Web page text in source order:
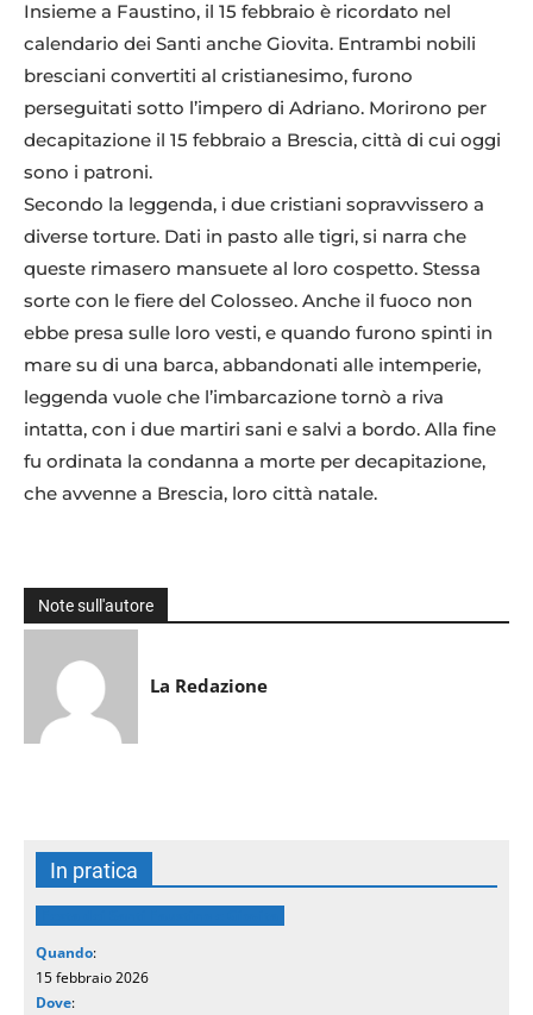
Insieme a Faustino, il 15 febbraio è ricordato nel
calendario dei Santi anche Giovita. Entrambi nobili
bresciani convertiti al cristianesimo, furono
perseguitati sotto l’impero di Adriano. Morirono per
decapitazione il 15 febbraio a Brescia, città di cui oggi
sono i patroni.
Secondo la leggenda, i due cristiani sopravvissero a
diverse torture. Dati in pasto alle tigri, si narra che
queste rimasero mansuete al loro cospetto. Stessa
sorte con le fiere del Colosseo. Anche il fuoco non
ebbe presa sulle loro vesti, e quando furono spinti in
mare su di una barca, abbandonati alle intemperie,
leggenda vuole che l’imbarcazione tornò a riva
intatta, con i due martiri sani e salvi a bordo. Alla fine
fu ordinata la condanna a morte per decapitazione,
che avvenne a Brescia, loro città natale.
Note sull'autore
La Redazione
In pratica
Quando:
15 febbraio 2026
Dove: